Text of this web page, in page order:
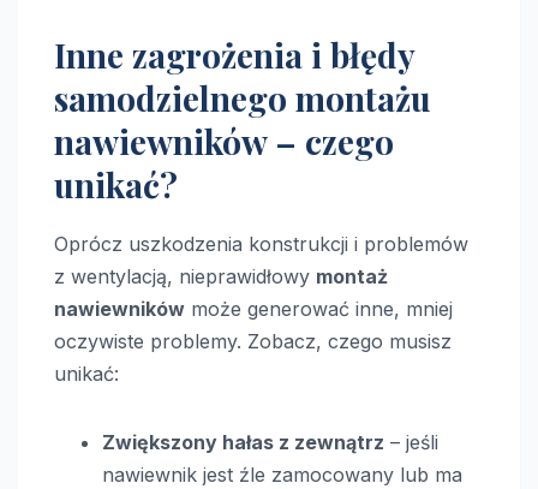
Inne zagrożenia i błędy
samodzielnego montażu
nawiewników – czego
unikać?
Oprócz uszkodzenia konstrukcji i problemów
z wentylacją, nieprawidłowy montaż
nawiewników może generować inne, mniej
oczywiste problemy. Zobacz, czego musisz
unikać:
Zwiększony hałas z zewnątrz – jeśli
nawiewnik jest źle zamocowany lub ma